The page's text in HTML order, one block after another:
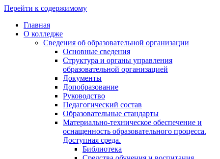
Перейти к содержимому
Главная
О колледже
Сведения об образовательной организации
Основные сведения
Структура и органы управления
образовательной организацией
Документы
Допобразование
Руководство
Педагогический состав
Образовательные стандарты
Материально-техническое обеспечение и
оснащенность образовательного процесса.
Доступная среда.
Библиотека